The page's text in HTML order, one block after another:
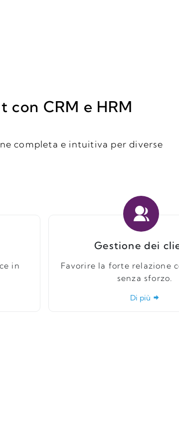
con CRM e HRM
completa e intuitiva per diverse
in
Gestione dei
Favorire la forte relazione
senza sforzo.
Di più